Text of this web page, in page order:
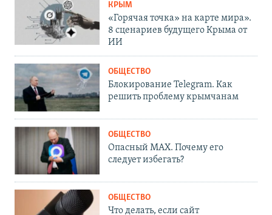
КРЫМ
«Горячая точка» на карте мира».
8 сценариев будущего Крыма от
ИИ
ОБЩЕСТВО
Блокирование Telegram. Как
решить проблему крымчанам
ОБЩЕСТВО
Опасный MAX. Почему его
следует избегать?
ОБЩЕСТВО
Что делать, если сайт